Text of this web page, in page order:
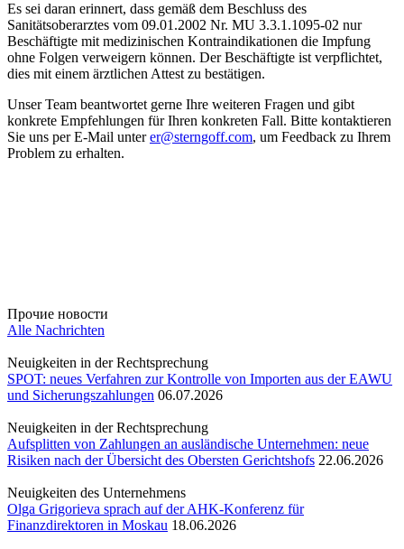
Es sei daran erinnert, dass gemäß dem Beschluss des
Sanitätsoberarztes vom 09.01.2002 Nr. MU 3.3.1.1095-02 nur
Beschäftigte mit medizinischen Kontraindikationen die Impfung
ohne Folgen verweigern können. Der Beschäftigte ist verpflichtet,
dies mit einem ärztlichen Attest zu bestätigen.
Unser Team beantwortet gerne Ihre weiteren Fragen und gibt
konkrete Empfehlungen für Ihren konkreten Fall. Bitte kontaktieren
Sie uns per E-Mail unterer@sterngoff.com, um Feedback zu Ihrem
Problem zu erhalten.
Прочие новости
Alle Nachrichten
Neuigkeiten in der Rechtsprechung
SPOT: neues Verfahren zur Kontrolle von Importen aus der EAWU
und Sicherungszahlungen 06.07.2026
Neuigkeiten in der Rechtsprechung
Aufsplitten von Zahlungen an ausländische Unternehmen: neue
Risiken nach der Übersicht des Obersten Gerichtshofs 22.06.2026
Neuigkeiten des Unternehmens
Olga Grigorieva sprach auf der AHK-Konferenz für
Finanzdirektoren in Moskau 18.06.2026